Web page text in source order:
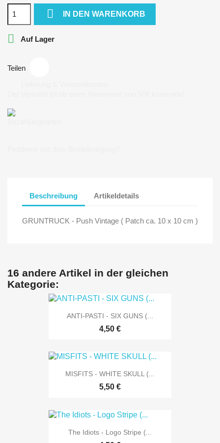
 IN DEN WARENKORB
 Auf Lager
Teilen
Beschreibung Artikeldetails
GRUNTRUCK - Push Vintage ( Patch ca. 10 x 10 cm )
16 andere Artikel in der gleichen
Kategorie:
ANTI-PASTI - SIX GUNS (...
4,50 €
MISFITS - WHITE SKULL (...
5,50 €
The Idiots - Logo Stripe (...